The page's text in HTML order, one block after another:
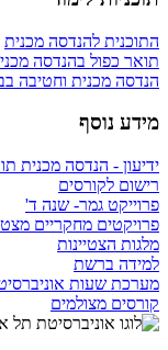
התוכנית להנדסה מכנית
תואר כפול בהנדסה
הנדסה מכנית וחטיבה
מידע נוסף
ידיעון - הנדסה מכנית
רישום לקורסים
פרוייקט גמר- שנה ד'
פרויקטים מחקריים
מלגות הצטיינות
למידה ברשת
מערכת שעות
קורסים מצולמים